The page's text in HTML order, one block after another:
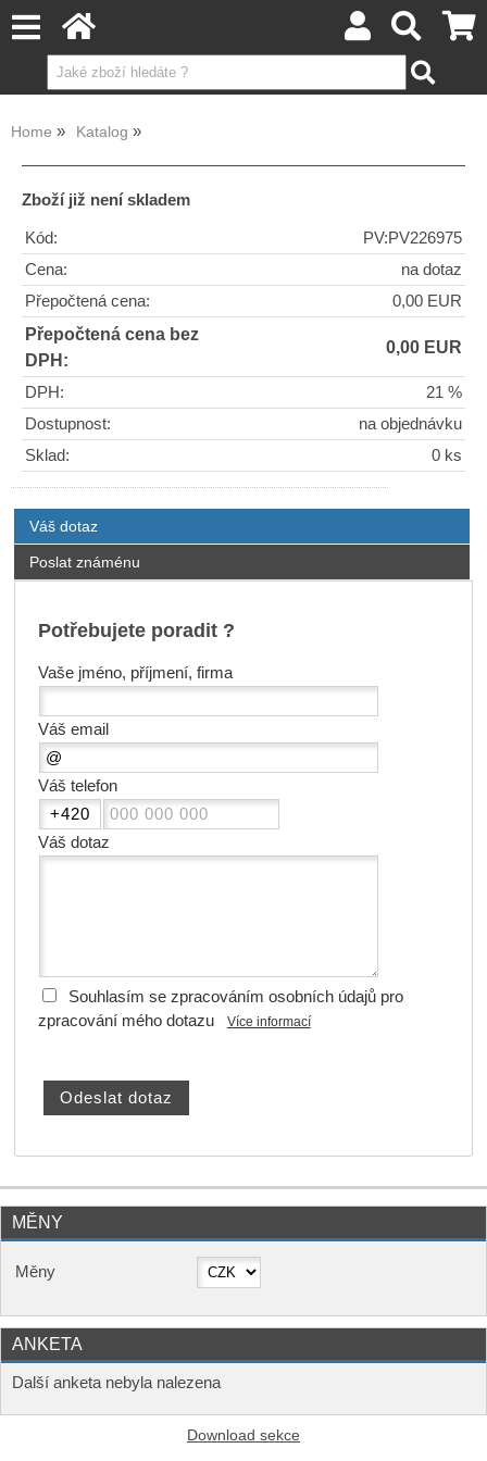
Home Katalog
Zboží již není skladem
Kód:
PV:PV226975
Cena:
na dotaz
Přepočtená cena:
0,00 EUR
Přepočtená cena bez
DPH:
0,00 EUR
DPH:
21 %
Dostupnost:
na objednávku
Sklad:
0 ks
Váš dotaz
Poslat známénu
Potřebujete poradit ?
Vaše jméno, příjmení, firma
Váš email
Váš telefon
Váš dotaz
Souhlasím se zpracováním osobních údajů pro
zpracování mého dotazu
Více informací
MĚNY
Měny
ANKETA
Další anketa nebyla nalezena
Download sekce